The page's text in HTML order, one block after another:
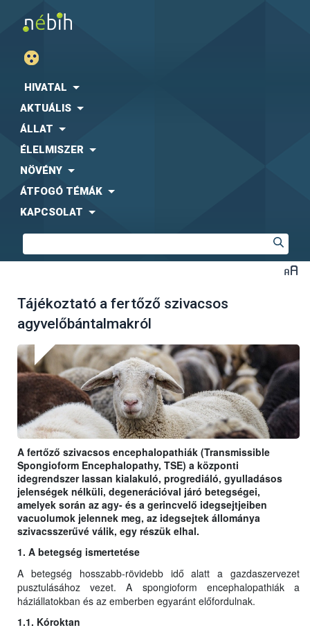
HIVATAL
AKTUÁLIS
ÁLLAT
ÉLELMISZER
NÖVÉNY
ÁTFOGÓ TÉMÁK
KAPCSOLAT
Tájékoztató a fertőző szivacsos
agyvelőbántalmakról
A fertőző szivacsos encephalopathiák (Transmissible
Spongioform Encephalopathy, TSE) a központi
idegrendszer lassan kialakuló, progrediáló, gyulladásos
jelenségek nélküli, degenerációval járó betegségei,
amelyek során az agy- és a gerincvelő idegsejtjeiben
vacuolumok jelennek meg, az idegsejtek állománya
szivacsszerűvé válik, egy részük elhal.
1. A betegség ismertetése
A betegség hosszabb-rövidebb idő alatt a gazdaszervezet
pusztulásához vezet. A spongioform encephalopathiák a
háziállatokban és az emberben egyaránt előfordulnak.
1.1. Kóroktan